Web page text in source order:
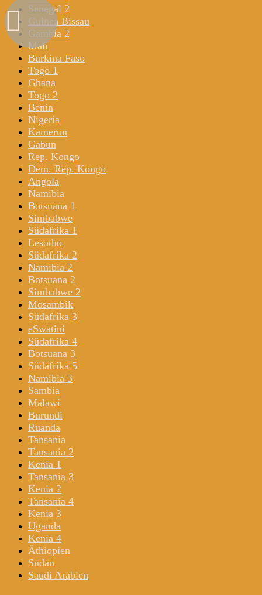
Senegal 2
Guinea Bissau
Gambia 2
Mali
Burkina Faso
Togo 1
Ghana
Togo 2
Benin
Nigeria
Kamerun
Gabun
Rep. Kongo
Dem. Rep. Kongo
Angola
Namibia
Botsuana 1
Simbabwe
Südafrika 1
Lesotho
Südafrika 2
Namibia 2
Botsuana 2
Simbabwe 2
Mosambik
Südafrika 3
eSwatini
Südafrika 4
Botsuana 3
Südafrika 5
Namibia 3
Sambia
Malawi
Burundi
Ruanda
Tansania
Tansania 2
Kenia 1
Tansania 3
Kenia 2
Tansania 4
Kenia 3
Uganda
Kenia 4
Äthiopien
Sudan
Saudi Arabien